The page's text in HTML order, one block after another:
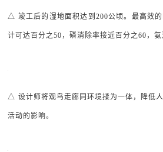
△ 竣工后的湿地面积达到200公顷。最高效
计可达百分之50，磷消除率接近百分之60，氨
△ 设计师将观鸟走廊同环境揉为一体，降低
活动的影响。